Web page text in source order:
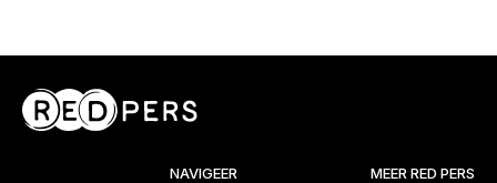
NAVIGEER
MEER RED PERS